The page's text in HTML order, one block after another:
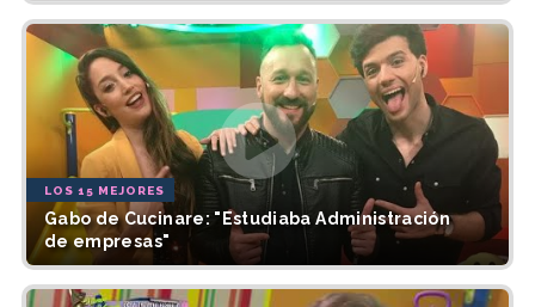
LOS 15 MEJORES
Gabo de Cucinare: "Estudiaba Administración
de empresas"